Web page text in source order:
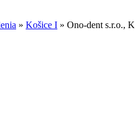
» Košice I » Ono-dent s.r.o.,